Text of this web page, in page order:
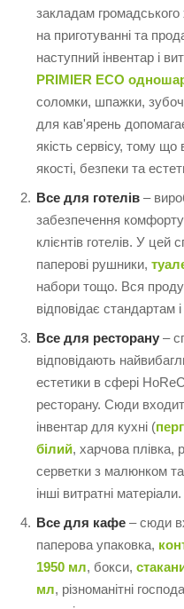
закладам
на приготуванні та
наступний інвентар і
PRIMIER ECO
соломки, шпажки,
для кав'ярень
якість сервісу, тому
якості, безпеки та
Все для готелів –
забезпечення
клієнтів готелів. У цей
паперові рушники,
набори тощо. Вся
відповідає стандартам
Все для ресторану –
відповідають
естетики в сфері
ресторану. Сюди
інвентар для кухні (
білий, харчова плівка,
серветки з малюнком
інші витратні матеріали.
Все для кафе – сюди
паперова упаковка,
1950 мл, бокси,
мл, різноманітні